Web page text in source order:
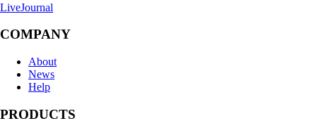
LiveJournal
COMPANY
About
News
Help
PRODUCTS